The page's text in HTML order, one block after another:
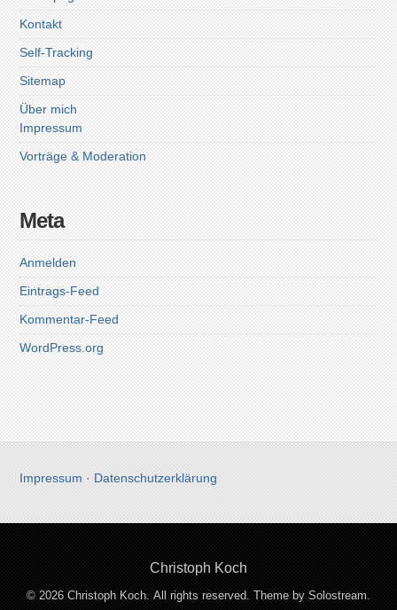
Kontakt
Self-Tracking
Sitemap
Über mich
Impressum
Vorträge & Moderation
Meta
Anmelden
Eintrags-Feed
Kommentar-Feed
WordPress.org
Impressum · Datenschutzerklärung
Christoph Koch
© 2026 Christoph Koch. All rights reserved. Theme by Solostream.